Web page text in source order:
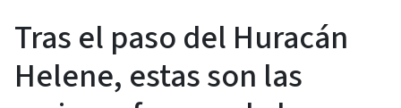
Tras el paso del Huracán
Helene, estas son las